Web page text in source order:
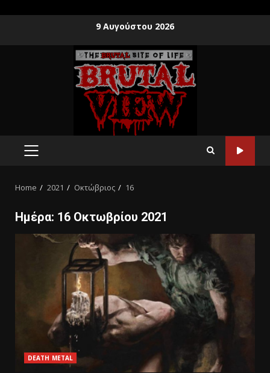
9 Αυγούστου 2026
Home 2021 Οκτώβριος 16
Ημέρα: 16 Οκτωβρίου 2021
DEATH METAL